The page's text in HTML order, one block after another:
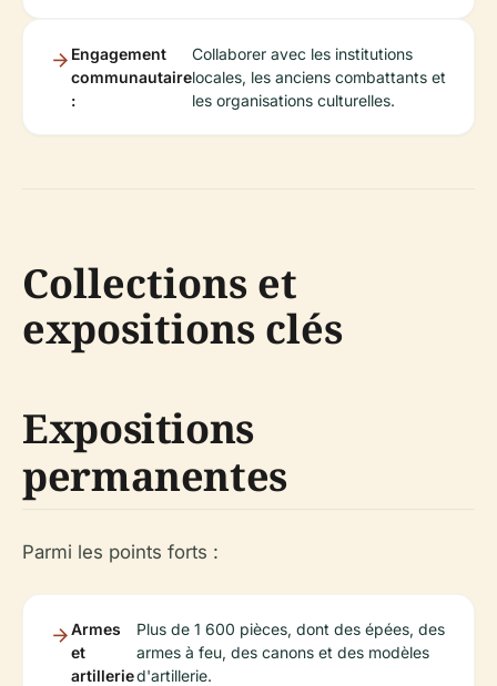
Engagement
communautaire
:
Collaborer avec les institutions
locales, les anciens combattants et
les organisations culturelles.
Collections et
expositions clés
Expositions
permanentes
Parmi les points forts :
Armes
et
artillerie
Plus de 1 600 pièces, dont des épées, des
armes à feu, des canons et des modèles
d'artillerie.